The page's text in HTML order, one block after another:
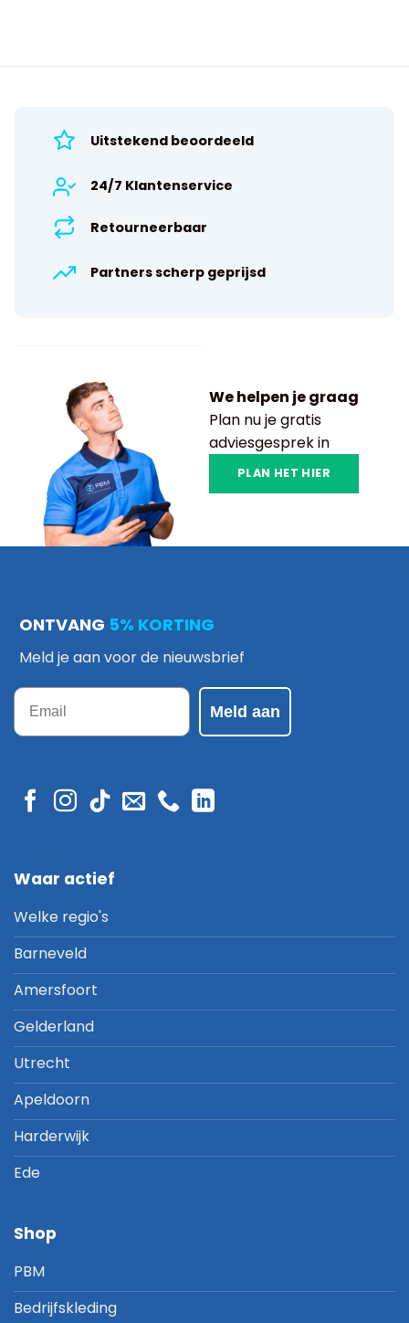
We helpen je graag
Plan nu je gratis
adviesgesprek in
PLAN HET HIER
Uitstekend beoordeeld
24/7 Klantenservice
Retourneerbaar
Partners scherp geprijsd
ONTVANG 5% KORTING
Meld je aan voor de nieuwsbrief
Email
Meld aan
Waar actief
Welke regio's
Barneveld
Amersfoort
Gelderland
Utrecht
Apeldoorn
Harderwijk
Ede
Shop
PBM
Bedrijfskleding